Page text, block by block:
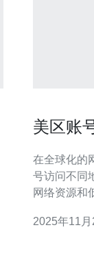
美区账
在全球化的
号访问不同
网络资源和
骤和技巧，以便
2025年11月